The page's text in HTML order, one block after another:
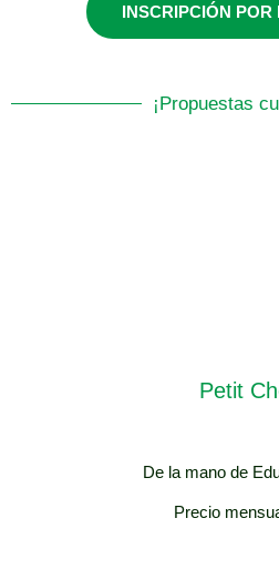
Lunes y miércoles /
INSCRIPCIÓN POR
¡Propuestas
Petit
De la mano de
Precio